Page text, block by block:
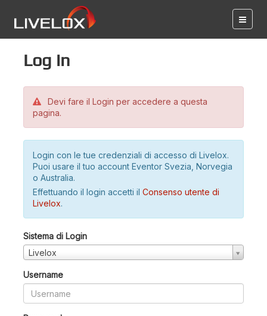
Log in
Devi fare il Login per accedere a questa
pagina.
Login con le tue credenziali di accesso di Livelox.
Puoi usare il tuo account Eventor Svezia, Norvegia
o Australia.
Effettuando il login accetti il Consenso utente di
Livelox.
Sistema di Login
Livelox
Username